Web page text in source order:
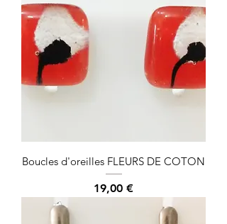
Boucles d'oreilles FLEURS DE COTON
Prix
19,00 €